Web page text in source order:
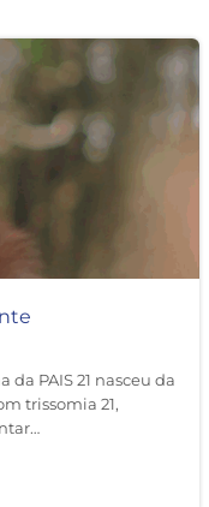
da PAIS 21 nasceu da
trissomia 21,